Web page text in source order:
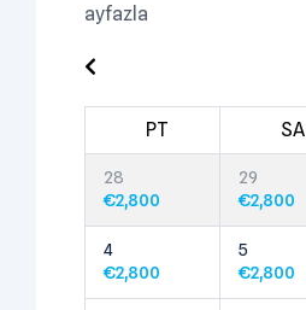
ayfazla
PT SA
28
€2,800
29
€2,800
4
€2,800
5
€2,800